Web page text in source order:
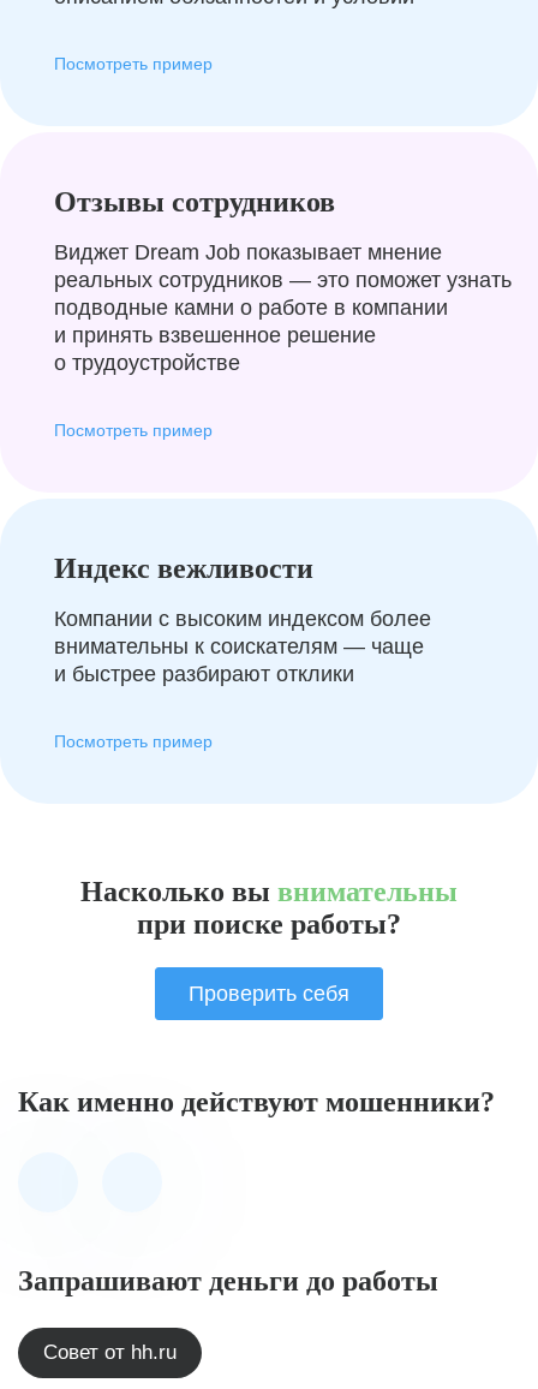
Посмотреть пример
Отзывы сотрудников
Виджет Dream Job показывает мнение
реальных сотрудников — это поможет узнать
подводные камни о работе в компании
и принять взвешенное решение
о трудоустройстве
Посмотреть пример
Индекс вежливости
Компании с высоким индексом более
внимательны к соискателям — чаще
и быстрее разбирают отклики
Посмотреть пример
Насколько вы внимательны
при поиске работы?
Проверить себя
Как именно действуют мошенники?
Запрашивают деньги до работы
Совет от hh.ru